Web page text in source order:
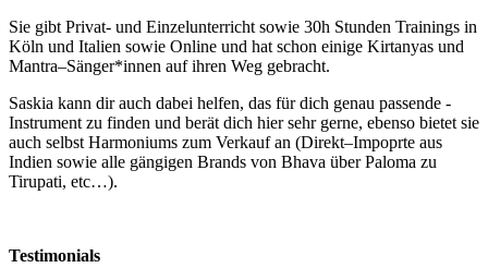
Sie gibt Privat- und Einzelunterricht sowie 30h Stunden Trainings in
Köln und Italien sowie Online und hat schon einige Kirtanyas und
Mantra–Sänger*innen auf ihren Weg gebracht.
Saskia kann dir auch dabei helfen, das für dich genau passende -
Instrument zu finden und berät dich hier sehr gerne, ebenso bietet sie
auch selbst Harmoniums zum Verkauf an (Direkt–Impoprte aus
Indien sowie alle gängigen Brands von Bhava über Paloma zu
Tirupati, etc…).
Testimonials